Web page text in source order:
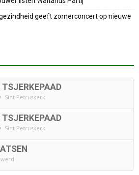
geeft zomerconcert op nieuwe
TSJERKEPAAD
Sint Petruskerk
TSJERKEPAAD
Sint Petruskerk